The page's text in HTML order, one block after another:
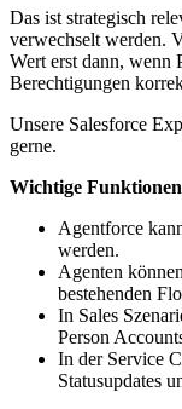
Das ist strategisch
verwechselt werden.
Wert erst dann, wenn
Berechtigungen
Unsere Salesforce
gerne.
Wichtige
Agentforce
werden.
Agenten
bestehenden
In Sales
Person
In der Service
Statusupdates